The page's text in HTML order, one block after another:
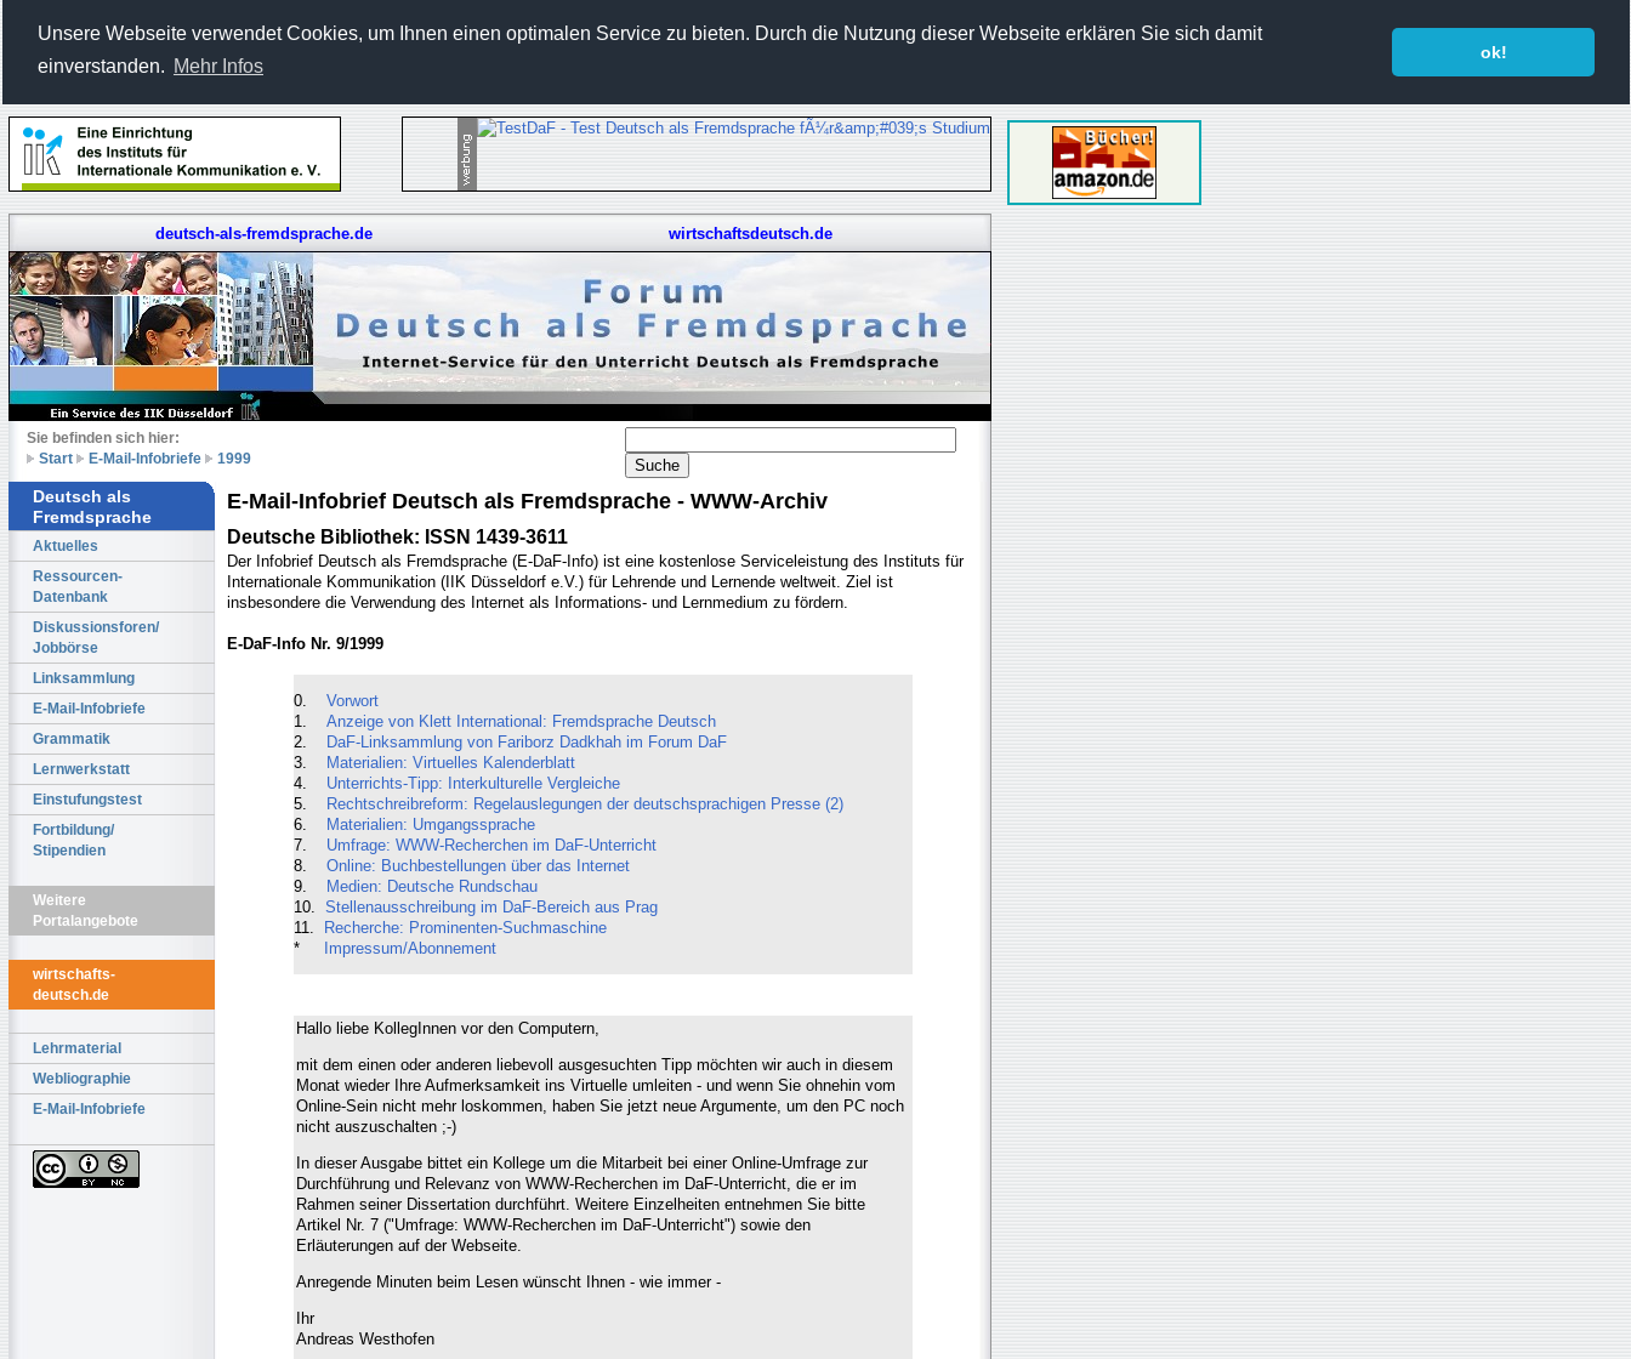
Unsere Webseite verwendet Cookies, um Ihnen einen optimalen Service zu bieten. Durch die Nutzung dieser Webseite erklären Sie sich damit
einverstanden. Mehr Infos
ok!
deutsch-als-fremdsprache.de wirtschaftsdeutsch.de
Sie befinden sich hier:
Start
E-Mail-Infobriefe 1999
Deutsch als
Fremdsprache
Aktuelles
Ressourcen-
Datenbank
Diskussionsforen/
Jobbörse
Linksammlung
E-Mail-Infobriefe
Grammatik
Lernwerkstatt
Einstufungstest
Fortbildung/
Stipendien
Weitere
Portalangebote
wirtschafts-
deutsch.de
Lehrmaterial
Webliographie
E-Mail-Infobriefe
E-Mail-Infobrief Deutsch als Fremdsprache - WWW-Archiv
Deutsche Bibliothek: ISSN 1439-3611
Der Infobrief Deutsch als Fremdsprache (E-DaF-Info) ist eine kostenlose Serviceleistung des Instituts für
Internationale Kommunikation (IIK Düsseldorf e.V.) für Lehrende und Lernende weltweit. Ziel ist
insbesondere die Verwendung des Internet als Informations- und Lernmedium zu fördern.
E-DaF-Info Nr. 9/1999
0. Vorwort
1. Anzeige von Klett International: Fremdsprache Deutsch
2. DaF-Linksammlung von Fariborz Dadkhah im Forum DaF
3. Materialien: Virtuelles Kalenderblatt
4. Unterrichts-Tipp: Interkulturelle Vergleiche
5. Rechtschreibreform: Regelauslegungen der deutschsprachigen Presse (2)
6. Materialien: Umgangssprache
7. Umfrage: WWW-Recherchen im DaF-Unterricht
8. Online: Buchbestellungen über das Internet
9. Medien: Deutsche Rundschau
10. Stellenausschreibung im DaF-Bereich aus Prag
11. Recherche: Prominenten-Suchmaschine
* Impressum/Abonnement
Hallo liebe KollegInnen vor den Computern,
mit dem einen oder anderen liebevoll ausgesuchten Tipp möchten wir auch in diesem
Monat wieder Ihre Aufmerksamkeit ins Virtuelle umleiten - und wenn Sie ohnehin vom
Online-Sein nicht mehr loskommen, haben Sie jetzt neue Argumente, um den PC noch
nicht auszuschalten ;-)
In dieser Ausgabe bittet ein Kollege um die Mitarbeit bei einer Online-Umfrage zur
Durchführung und Relevanz von WWW-Recherchen im DaF-Unterricht, die er im
Rahmen seiner Dissertation durchführt. Weitere Einzelheiten entnehmen Sie bitte
Artikel Nr. 7 ("Umfrage: WWW-Recherchen im DaF-Unterricht") sowie den
Erläuterungen auf der Webseite.
Anregende Minuten beim Lesen wünscht Ihnen - wie immer -
Ihr
Andreas Westhofen